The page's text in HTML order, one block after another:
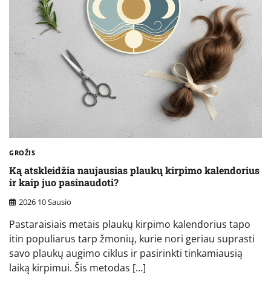
GROŽIS
Ką atskleidžia naujausias plaukų kirpimo kalendorius
ir kaip juo pasinaudoti?
2026 10 Sausio
Pastaraisiais metais plaukų kirpimo kalendorius tapo
itin populiarus tarp žmonių, kurie nori geriau suprasti
savo plaukų augimo ciklus ir pasirinkti tinkamiausią
laiką kirpimui. Šis metodas […]